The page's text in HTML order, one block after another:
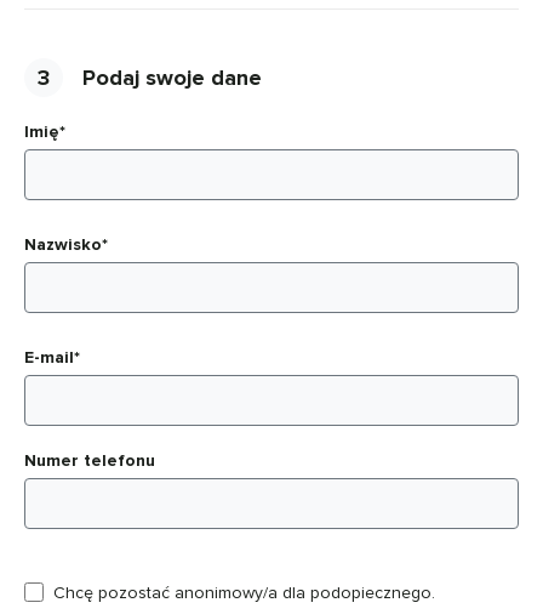
3 Podaj swoje dane
Imię*
Nazwisko*
E-mail*
Numer telefonu
Chcę pozostać anonimowy/a dla podopiecznego.